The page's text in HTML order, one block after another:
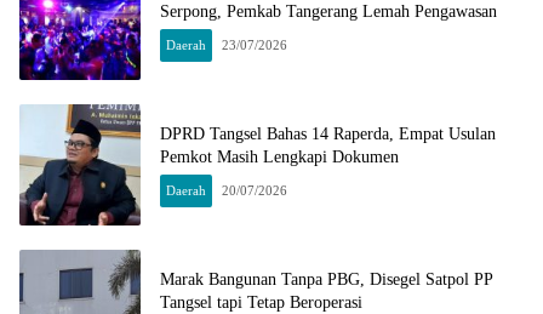
Serpong, Pemkab Tangerang Lemah Pengawasan
Daerah 23/07/2026
DPRD Tangsel Bahas 14 Raperda, Empat Usulan
Pemkot Masih Lengkapi Dokumen
Daerah 20/07/2026
Marak Bangunan Tanpa PBG, Disegel Satpol PP
Tangsel tapi Tetap Beroperasi